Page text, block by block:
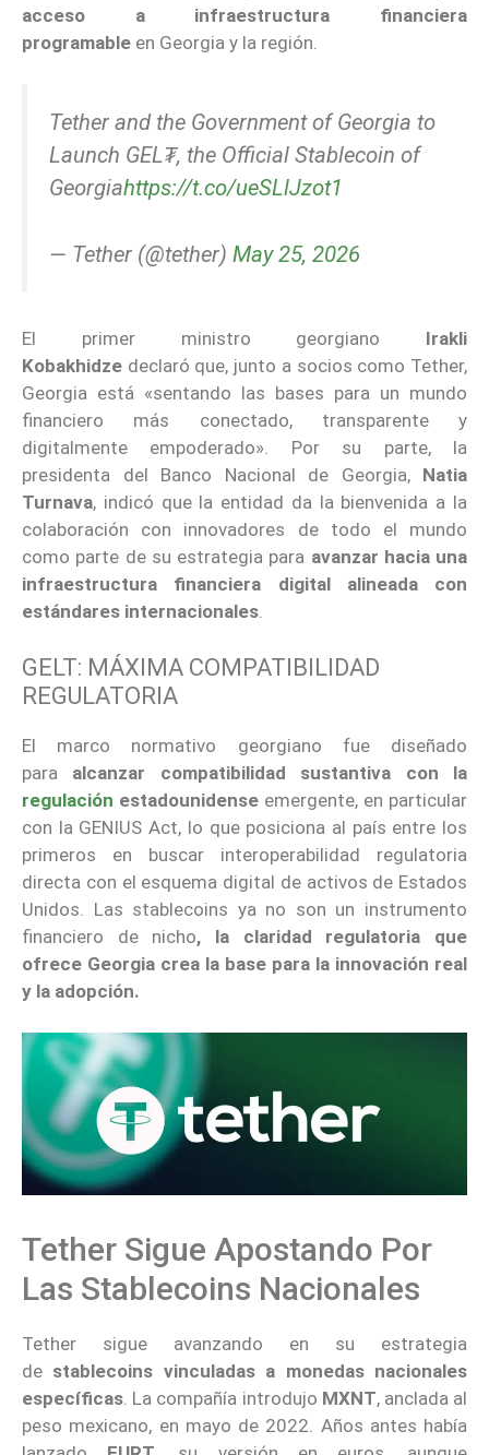
acceso a infraestructura financiera
programable en Georgia y la región.
Tether and the Government of Georgia to
Launch GEL₮, the Official Stablecoin of
Georgiahttps://t.co/ueSLlJzot1
— Tether (@tether) May 25, 2026
El primer ministro georgiano Irakli
Kobakhidze declaró que, junto a socios como Tether,
Georgia está «sentando las bases para un mundo
financiero más conectado, transparente y
digitalmente empoderado». Por su parte, la
presidenta del Banco Nacional de Georgia, Natia
Turnava, indicó que la entidad da la bienvenida a la
colaboración con innovadores de todo el mundo
como parte de su estrategia para avanzar hacia una
infraestructura financiera digital alineada con
estándares internacionales.
GELT: MÁXIMA COMPATIBILIDAD
REGULATORIA
El marco normativo georgiano fue diseñado
para alcanzar compatibilidad sustantiva con la
regulación estadounidense emergente, en particular
con la GENIUS Act, lo que posiciona al país entre los
primeros en buscar interoperabilidad regulatoria
directa con el esquema digital de activos de Estados
Unidos. Las stablecoins ya no son un instrumento
financiero de nicho, la claridad regulatoria que
ofrece Georgia crea la base para la innovación real
y la adopción.
Tether Sigue Apostando Por
Las Stablecoins Nacionales
Tether sigue avanzando en su estrategia
de stablecoins vinculadas a monedas nacionales
específicas. La compañía introdujo MXNT, anclada al
peso mexicano, en mayo de 2022. Años antes había